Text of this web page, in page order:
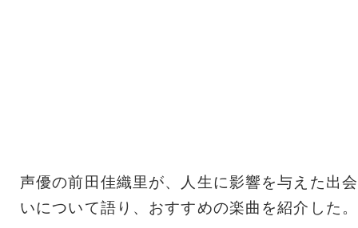
声優の前田佳織里が、人生に影響を与えた出会
いについて語り、おすすめの楽曲を紹介した。